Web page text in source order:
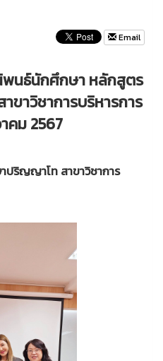
Email
นธ์นักศึกษา หลักสูตร
าวิชาการบริหารการ
คม 2567
ริญญาโท สาขาวิชาการ